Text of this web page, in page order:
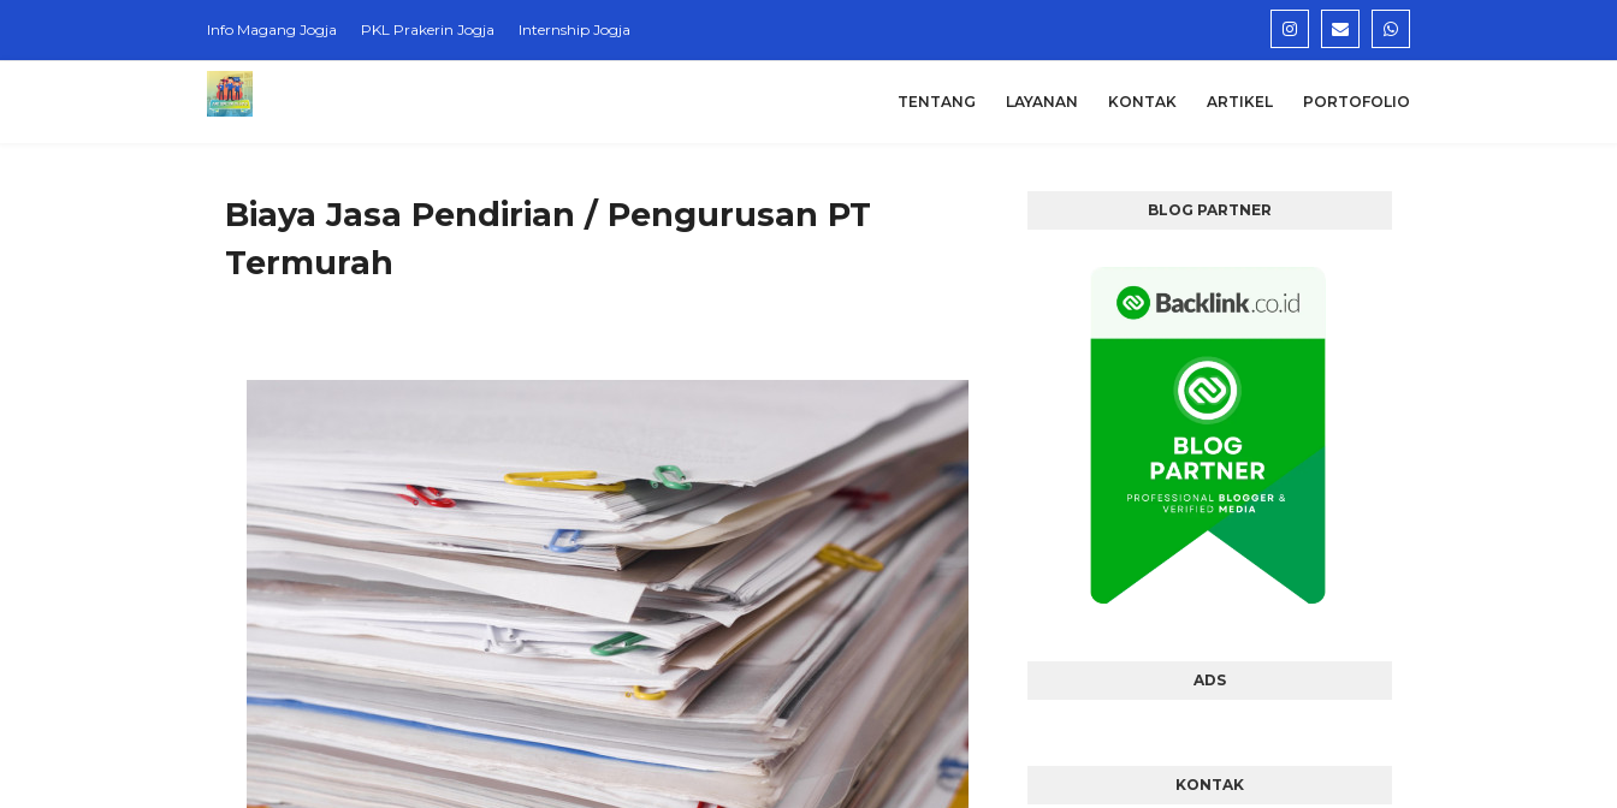
Info Magang Jogja PKL Prakerin Jogja Internship Jogja
TENTANG LAYANAN KONTAK ARTIKEL PORTOFOLIO
Biaya Jasa Pendirian / Pengurusan PT
Termurah
BLOG PARTNER
ADS
KONTAK